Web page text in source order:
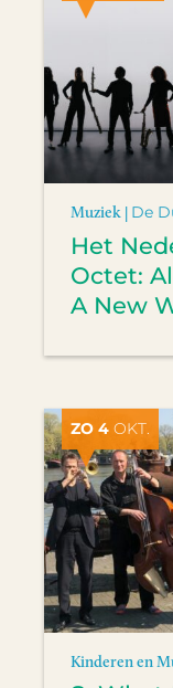
Muziek | De
Het
Octet:
A New
ZO 4 OKT.
Kinderen en